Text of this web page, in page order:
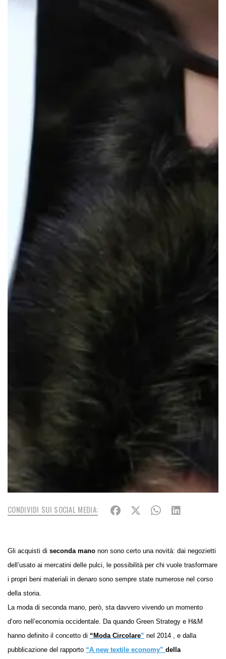
CONDIVIDI SUI SOCIAL MEDIA:
Gli acquisti di seconda mano non sono certo una novità: dai negozietti
dell’usato ai mercatini delle pulci, le possibilità per chi vuole trasformare
i propri beni materiali in denaro sono sempre state numerose nel corso
della storia.
La moda di seconda mano, però, sta davvero vivendo un momento
d’oro nell’economia occidentale. Da quando Green Strategy e H&M
hanno definito il concetto di “Moda Circolare” nel 2014
, e dalla
pubblicazione del rapporto “A new textile economy” della